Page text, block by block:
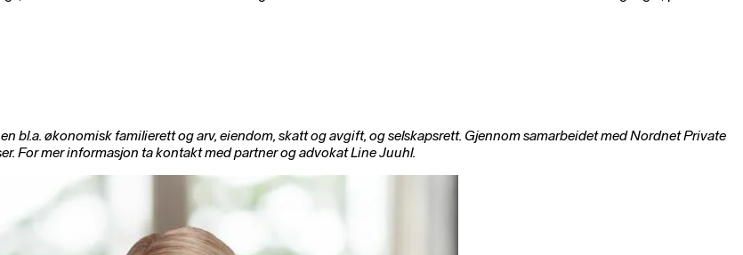
bl.a. økonomisk familierett og arv, eiendom, skatt og avgift, og selskapsrett. Gjennom samarbeidet med Nordnet Private
For mer informasjon ta kontakt med partner og advokat Line Juuhl.